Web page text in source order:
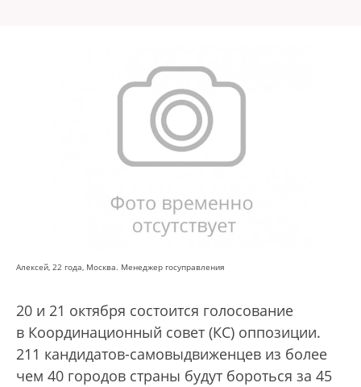
Алексей, 22 года, Москва. Менеджер госуправления
20 и 21 октября состоится голосование
в Координационный cовет (КС) оппозиции.
211 кандидатов-самовыдвиженцев из более
чем 40 городов страны будут бороться за 45